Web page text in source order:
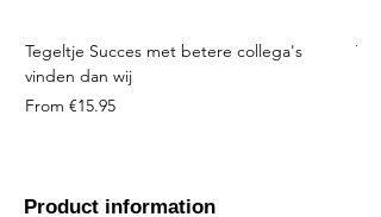
Tegeltje Succes met betere collega's
vinden dan wij
From €15.95
Sale Price
Product information